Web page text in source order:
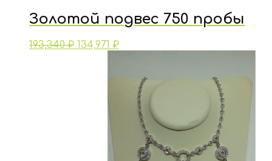
Золотой подвес 750 пробы
193,340₽ 134,971 ₽